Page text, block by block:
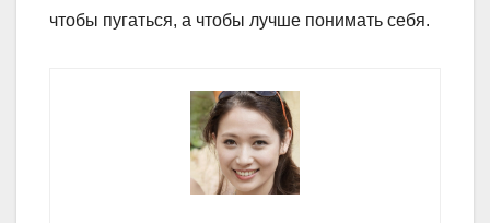
чтобы пугаться, а чтобы лучше понимать себя.